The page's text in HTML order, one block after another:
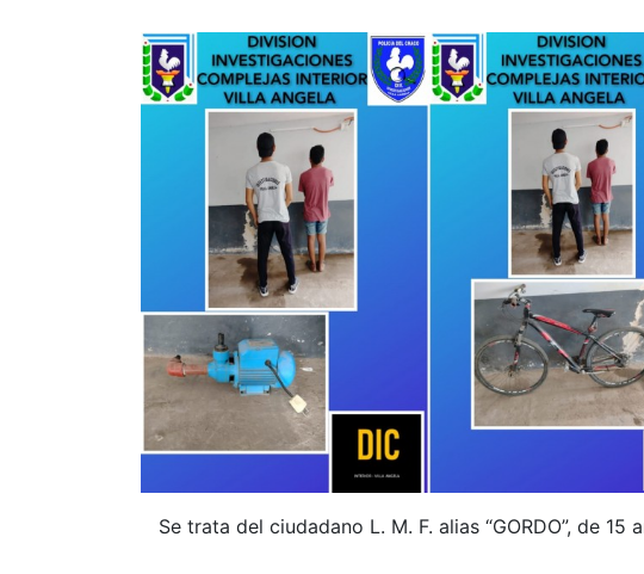
Se trata del ciudadano L. M. F. alias “GORDO”, de 15